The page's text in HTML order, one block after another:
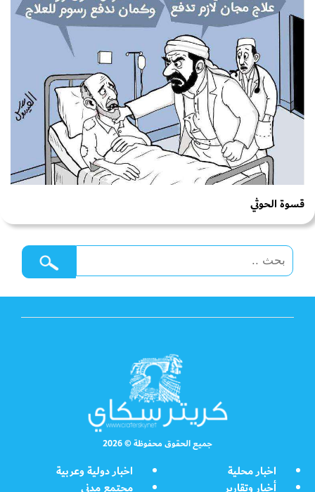
قسوة الحوثي
جميع الحقوق محفوظة © 2026
اخبار محلية
اخبار دولية وعربية
أخبار وتقارير
مجتمع مدني